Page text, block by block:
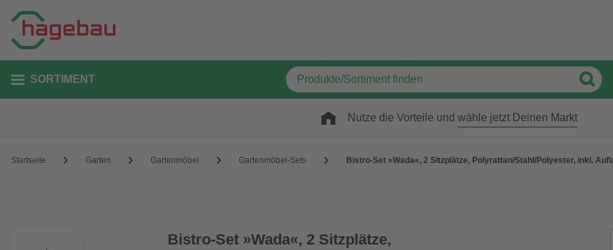
SORTIMENT
Nutze die Vorteile und wähle jetzt Deinen Markt
Startseite Garten Gartenmöbel Gartenmöbel-Sets Bistro-Set »Wada«, 2 Sitzplätze, Polyrattan/Stahl/Polyester, inkl.
Bistro-Set »Wada«, 2 Sitzplätze,